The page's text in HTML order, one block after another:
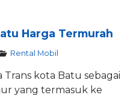
Harga Termurah
Rental Mobil
kota Batu sebagai
yang termasuk ke